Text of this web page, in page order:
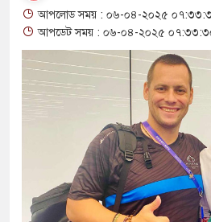
থাকায়
আলাল
আপলোড সময় : ০৬-০৪-২০২৫
আপডেট সময় : ০৬-০৪-২০২৫